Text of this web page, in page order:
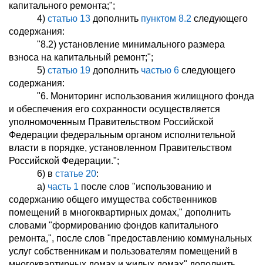
капитального ремонта;";
4) статью 13 дополнить пунктом 8.2 следующего
содержания:
"8.2) установление минимального размера
взноса на капитальный ремонт;";
5) статью 19 дополнить частью 6 следующего
содержания:
"6. Мониторинг использования жилищного фонда
и обеспечения его сохранности осуществляется
уполномоченным Правительством Российской
Федерации федеральным органом исполнительной
власти в порядке, установленном Правительством
Российской Федерации.";
6) в статье 20:
а) часть 1 после слов "использованию и
содержанию общего имущества собственников
помещений в многоквартирных домах," дополнить
словами "формированию фондов капитального
ремонта,", после слов "предоставлению коммунальных
услуг собственникам и пользователям помещений в